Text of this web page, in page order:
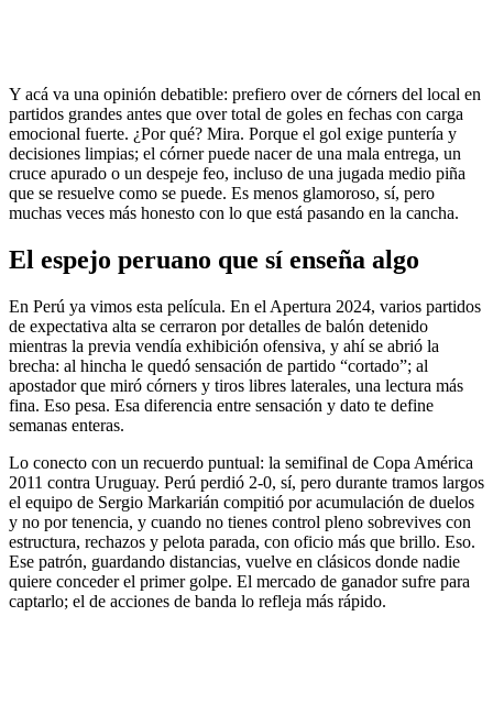
Y acá va una opinión debatible: prefiero over de córners del local en
partidos grandes antes que over total de goles en fechas con carga
emocional fuerte. ¿Por qué? Mira. Porque el gol exige puntería y
decisiones limpias; el córner puede nacer de una mala entrega, un
cruce apurado o un despeje feo, incluso de una jugada medio piña
que se resuelve como se puede. Es menos glamoroso, sí, pero
muchas veces más honesto con lo que está pasando en la cancha.
El espejo peruano que sí enseña algo
En Perú ya vimos esta película. En el Apertura 2024, varios partidos
de expectativa alta se cerraron por detalles de balón detenido
mientras la previa vendía exhibición ofensiva, y ahí se abrió la
brecha: al hincha le quedó sensación de partido “cortado”; al
apostador que miró córners y tiros libres laterales, una lectura más
fina. Eso pesa. Esa diferencia entre sensación y dato te define
semanas enteras.
Lo conecto con un recuerdo puntual: la semifinal de Copa América
2011 contra Uruguay. Perú perdió 2-0, sí, pero durante tramos largos
el equipo de Sergio Markarián compitió por acumulación de duelos
y no por tenencia, y cuando no tienes control pleno sobrevives con
estructura, rechazos y pelota parada, con oficio más que brillo. Eso.
Ese patrón, guardando distancias, vuelve en clásicos donde nadie
quiere conceder el primer golpe. El mercado de ganador sufre para
captarlo; el de acciones de banda lo refleja más rápido.